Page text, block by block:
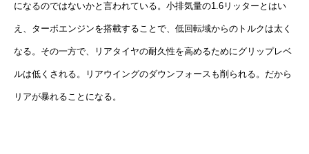
になるのではないかと言われている。小排気量の1.6リッターとはい
え、ターボエンジンを搭載することで、低回転域からのトルクは太く
なる。その一方で、リアタイヤの耐久性を高めるためにグリップレベ
ルは低くされる。リアウイングのダウンフォースも削られる。だから
リアが暴れることになる。